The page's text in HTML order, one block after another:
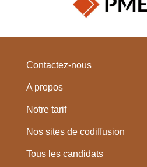
Contactez-nous
A propos
Notre tarif
Nos sites de codiffusion
Tous les candidats